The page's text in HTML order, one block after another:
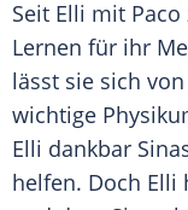
Seit Elli mit
Lernen für ihr
lässt sie sich
wichtige
Elli dankbar
helfen. Doch Elli